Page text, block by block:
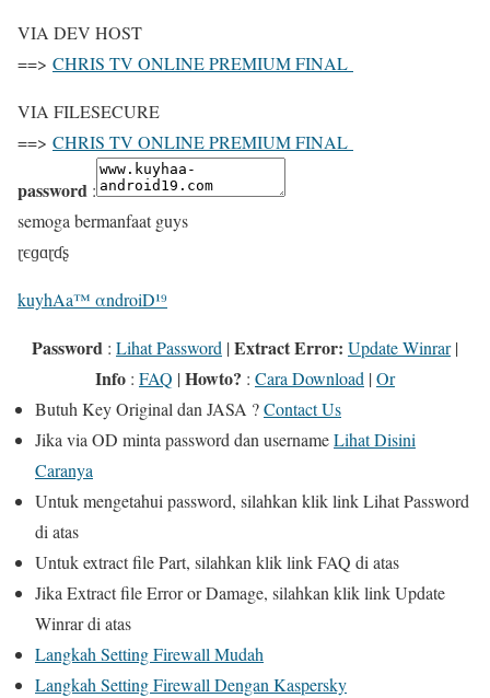
VIA DEV HOST
==> CHRIS TV ONLINE PREMIUM FINAL
VIA FILESECURE
==> CHRIS TV ONLINE PREMIUM FINAL
password :
semoga bermanfaat guys
ɽєɡɑɽɗʂ
kuyhAa™ αndroiD¹⁹
Password : Lihat Password |Extract Error: Update Winrar|
Info : FAQ |Howto? : Cara Download |Or
ButuhKey OriginaldanJASA ?Contact Us
Jikavia OD minta password dan usernameLihat Disini
Caranya
Untuk mengetahui password, silahkan klik linkLihat Password
di atas
Untuk extract file Part, silahkan klik linkFAQ di atas
Jika Extract file Error or Damage, silahkan klik linkUpdate
Winrardi atas
Langkah Setting Firewall Mudah
Langkah Setting Firewall Dengan Kaspersky